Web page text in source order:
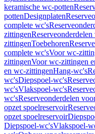
keramische wc-potten
pottenDesignplaten
complete wc's
zittingen
zittingenToebehoren
complete wc'sVoor wc-
zittingenVoor wc-zittingen
en wc-zittingenHang-wc's
wc'sDiepspoel-wc's
wc'sVlakspoel-wc's
wc'sReserveonderdelen
opzet spoelreservoir
opzet spoelreservoir
Diepspoel-wc'sVlakspoel-